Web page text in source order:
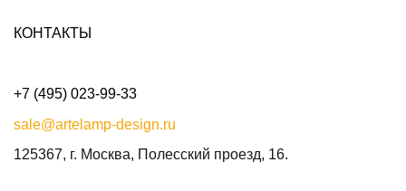
КОНТАКТЫ
+7 (495) 023-99-33
sale@artelamp-design.ru
125367, г. Москва, Полесский проезд, 16.